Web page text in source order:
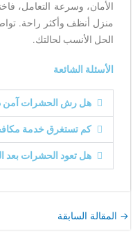
الأمان، وسرعة التعامل،
منزل أنظف وأكثر راحة.
الحل الأنسب لحالتك.
الأسئلة الشائعة
هل رش الحشرات آمن
كم تستغرق خدمة
هل تعود الحشرات بعد
→ المقالة السابقة